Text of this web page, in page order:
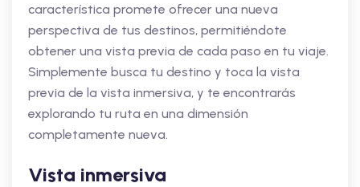
característica promete ofrecer una nueva
perspectiva de tus destinos, permitiéndote
obtener una vista previa de cada paso en tu viaje.
Simplemente busca tu destino y toca la vista
previa de la vista inmersiva, y te encontrarás
explorando tu ruta en una dimensión
completamente nueva.
Vista inmersiva